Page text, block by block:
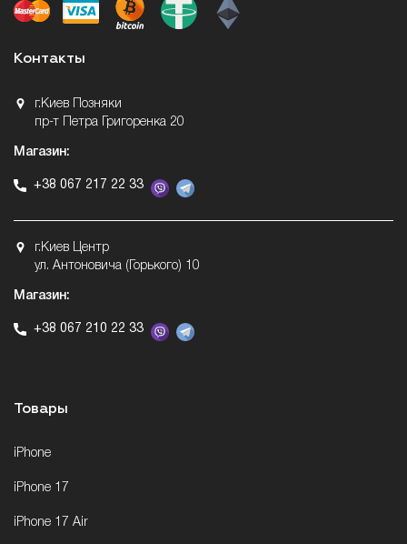
Контакты
г.Киев Позняки
пр-т Петра Григоренка 20
Магазин:
+38 067 217 22 33
г.Киев Центр
ул. Антоновича (Горького) 10
Магазин:
+38 067 210 22 33
Товары
iPhone
iPhone 17
iPhone 17 Air